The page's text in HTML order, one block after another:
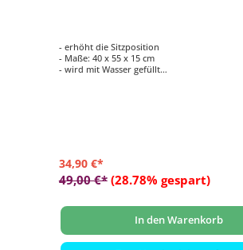
- erhöht die Sitzposition
- Maße: 40 x 55 x 15 cm
- wird mit Wasser gefüllt
34,90 €*
49,00 €* (28.78% gespart)
In den Warenkorb